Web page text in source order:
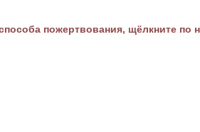
пожертвования, щёлкните по